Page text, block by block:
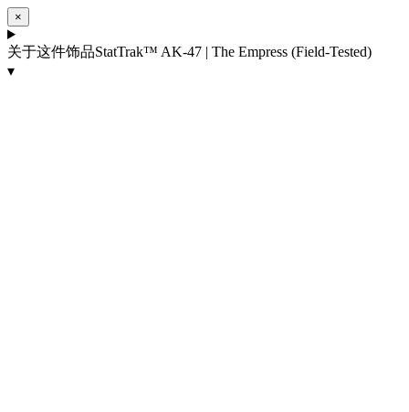
×
关于这件饰品StatTrak™ AK-47 | The Empress (Field-Tested)
▾